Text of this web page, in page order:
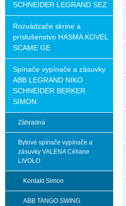
SCHNEIDER LEGRAND SEZ
Rozvádzače skrine a
príslušenstvo HASMA KOVEL
SCAME GE
Spínače vypínače a zásuvky
ABB LEGRAND NIKO
SCHNEIDER BERKER
SIMON
Záhradná
Bytové spínače vypínače a
zásuvky VALENA Céliane
LIVOLO
Kontakt Simon
ABB TANGO SWING